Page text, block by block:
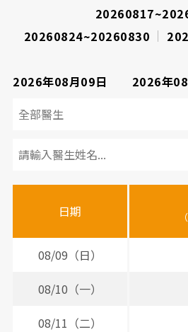
20260824~20260830
2026年08月09日 2026年
診
醫
時
日期
08/09（日）
08/10（一）
08/11（二）